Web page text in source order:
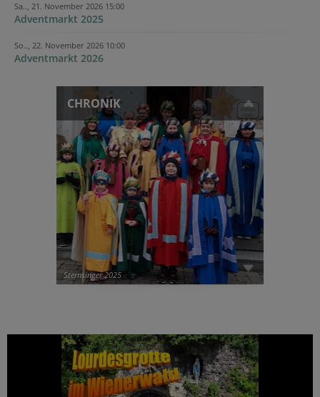
Sa.., 21. November 2026 15:00
Adventmarkt 2025
So.., 22. November 2026 10:00
Adventmarkt 2026
CHRONIK
Sternsinger 2025